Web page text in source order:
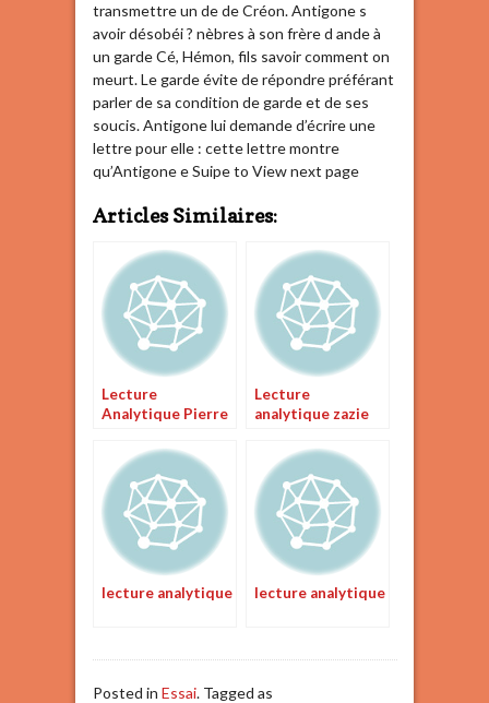
transmettre un de de Créon. Antigone s
avoir désobéi ? nèbres à son frère d ande à
un garde Cé, Hémon, fils savoir comment on
meurt. Le garde évite de répondre préférant
parler de sa condition de garde et de ses
soucis. Antigone lui demande d’écrire une
lettre pour elle : cette lettre montre
qu’Antigone e Suipe to View next page
Articles Similaires:
Lecture
Analytique Pierre
MAUPASSANT
incipit
Lecture
analytique zazie
chapitre 5
lecture analytique lecture analytique
Posted in Essai. Tagged as